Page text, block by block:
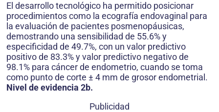
El desarrollo tecnológico ha permitido posicionar
procedimientos como la ecografía endovaginal para
la evaluación de pacientes posmenopáusicas,
demostrando una sensibilidad de 55.6% y
especificidad de 49.7%, con un valor predictivo
positivo de 83.3% y valor predictivo negativo de
98.1% para cáncer de endometrio, cuando se toma
como punto de corte ± 4 mm de grosor endometrial.
Nivel de evidencia 2b.
Publicidad